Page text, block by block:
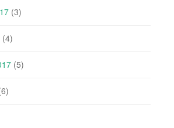
(3)
(4)
(5)